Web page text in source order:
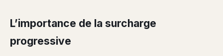
L’importance de la surcharge
progressive